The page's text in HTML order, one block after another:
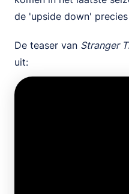
de 'upside down'
De teaser van Stranger
uit: